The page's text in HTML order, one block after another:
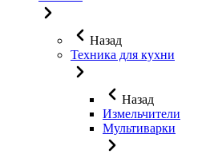
Назад
Техника для кухни
Назад
Измельчители
Мультиварки